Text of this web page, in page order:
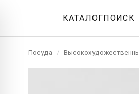
КАТАЛОГПОИСК
Посуда /